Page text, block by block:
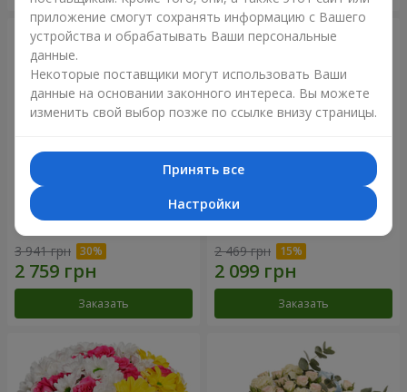
Букет "Крещатик"
3 941 грн
Заказать
Букет "Дежавю"
2 469 грн
Заказать
приложение смогут сохранять информацию с Вашего
устройства и обрабатывать Ваши персональные
данные.
Некоторые поставщики могут использовать Ваши
данные на основании законного интереса. Вы можете
изменить свой выбор позже по ссылке внизу страницы.
Принять все
Настройки